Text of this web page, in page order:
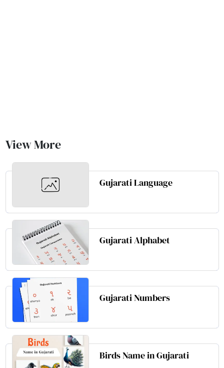
View More
Gujarati Language
Gujarati Alphabet
Gujarati Numbers
Birds Name in Gujarati